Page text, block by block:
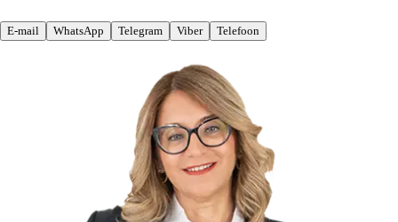
E-mail WhatsApp Telegram Viber Telefoon